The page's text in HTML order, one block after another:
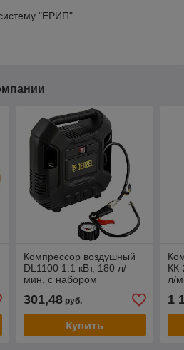
"ЕРИП"
Компрессор воздушный
DL1100 1.1 кВт, 180 л/
мин, с набором
301,48руб.
Купить
л/
1